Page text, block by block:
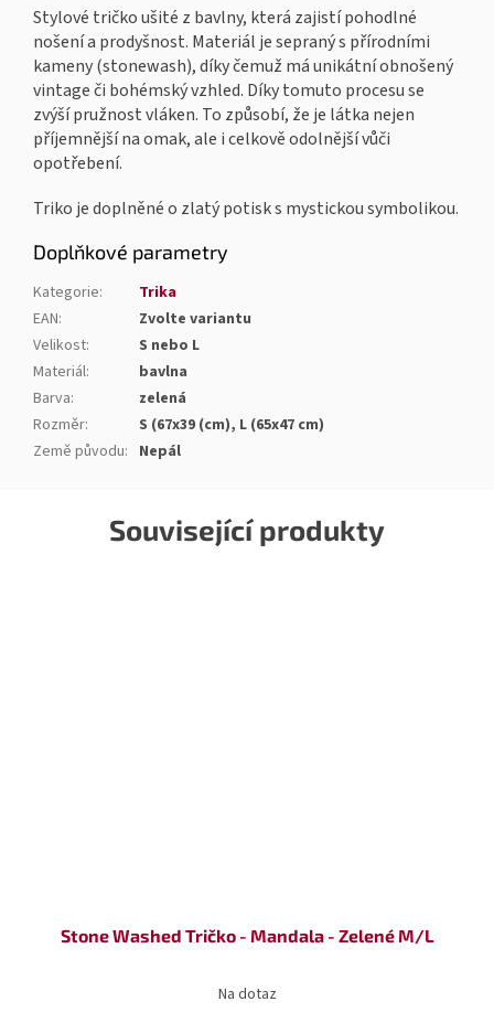
Související produkty
Stone Washed Tričko - Mandala - Zelené M/L
Na dotaz
Stylové tričko ušité z bavlny, která zajistí pohodlné
nošení a prodyšnost. Materiál je sepraný s přírodními
kameny (stonewash), díky čemuž má unikátní obnošený
vintage či bohémský vzhled. Díky tomuto procesu se
zvýší pružnost vláken. To způsobí, že je látka nejen
příjemnější na omak, ale i celkově odolnější vůči
opotřebení.
Triko je doplněné o zlatý potisk s mystickou symbolikou.
Doplňkové parametry
Kategorie:
Trika
EAN:
Zvolte variantu
Velikost:
S nebo L
Materiál:
bavlna
Barva:
zelená
Rozměr:
S (67x39 (cm), L (65x47 cm)
Země původu: Nepál